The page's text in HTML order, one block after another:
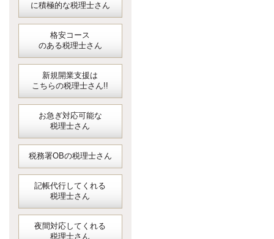
に積極的な税理士さん
格安コース
のある税理士さん
新規開業支援は
こちらの税理士さん!!
お急ぎ対応可能な
税理士さん
税務署OBの税理士さん
記帳代行してくれる
税理士さん
夜間対応してくれる
税理士さん